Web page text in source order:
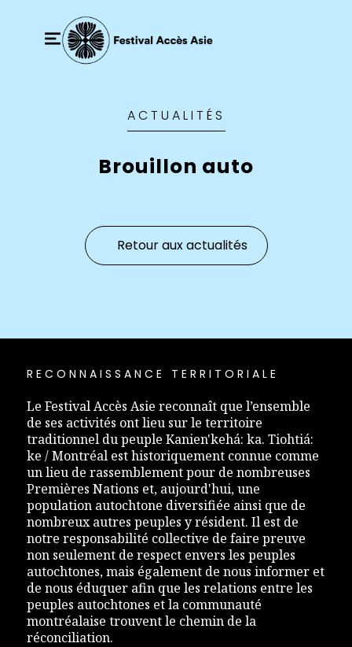
ACTUALITÉS
Brouillon auto
Retour aux actualités
RECONNAISSANCE TERRITORIALE
Le Festival Accès Asie reconnaît que l’ensemble
de ses activités ont lieu sur le territoire
traditionnel du peuple Kanien'kehá: ka. Tiohtiá:
ke / Montréal est historiquement connue comme
un lieu de rassemblement pour de nombreuses
Premières Nations et, aujourd'hui, une
population autochtone diversifiée ainsi que de
nombreux autres peuples y résident. Il est de
notre responsabilité collective de faire preuve
non seulement de respect envers les peuples
autochtones, mais également de nous informer et
de nous éduquer afin que les relations entre les
peuples autochtones et la communauté
montréalaise trouvent le chemin de la
réconciliation.